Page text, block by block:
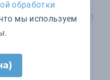
обработки
мы используем